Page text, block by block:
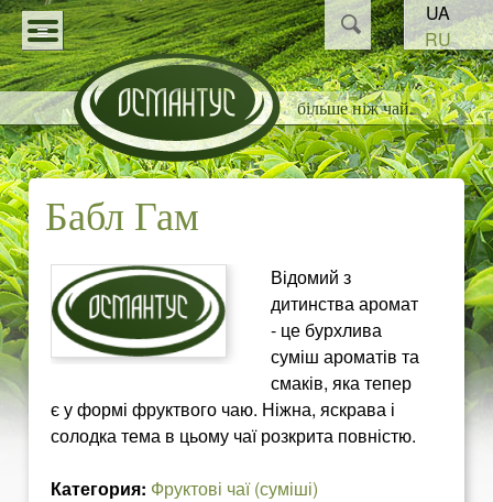
Перейти
до
основного
матеріалу
UA
RU
Пошукова
форма
Пошук
О
С
М
Н
Т
У
С
більше ніж чай
КАТАЛОГ
СТАТТІ
НОВИНИ
ПАРТНЕРАМ
Бабл Гам
Відомий з
дитинства аромат
- це бурхлива
суміш ароматів та
смаків, яка тепер
є у формі фруктвого чаю. Ніжна, яскрава і
солодка тема в цьому чаї розкрита повністю.
Категория: Фруктові чаї (суміші)